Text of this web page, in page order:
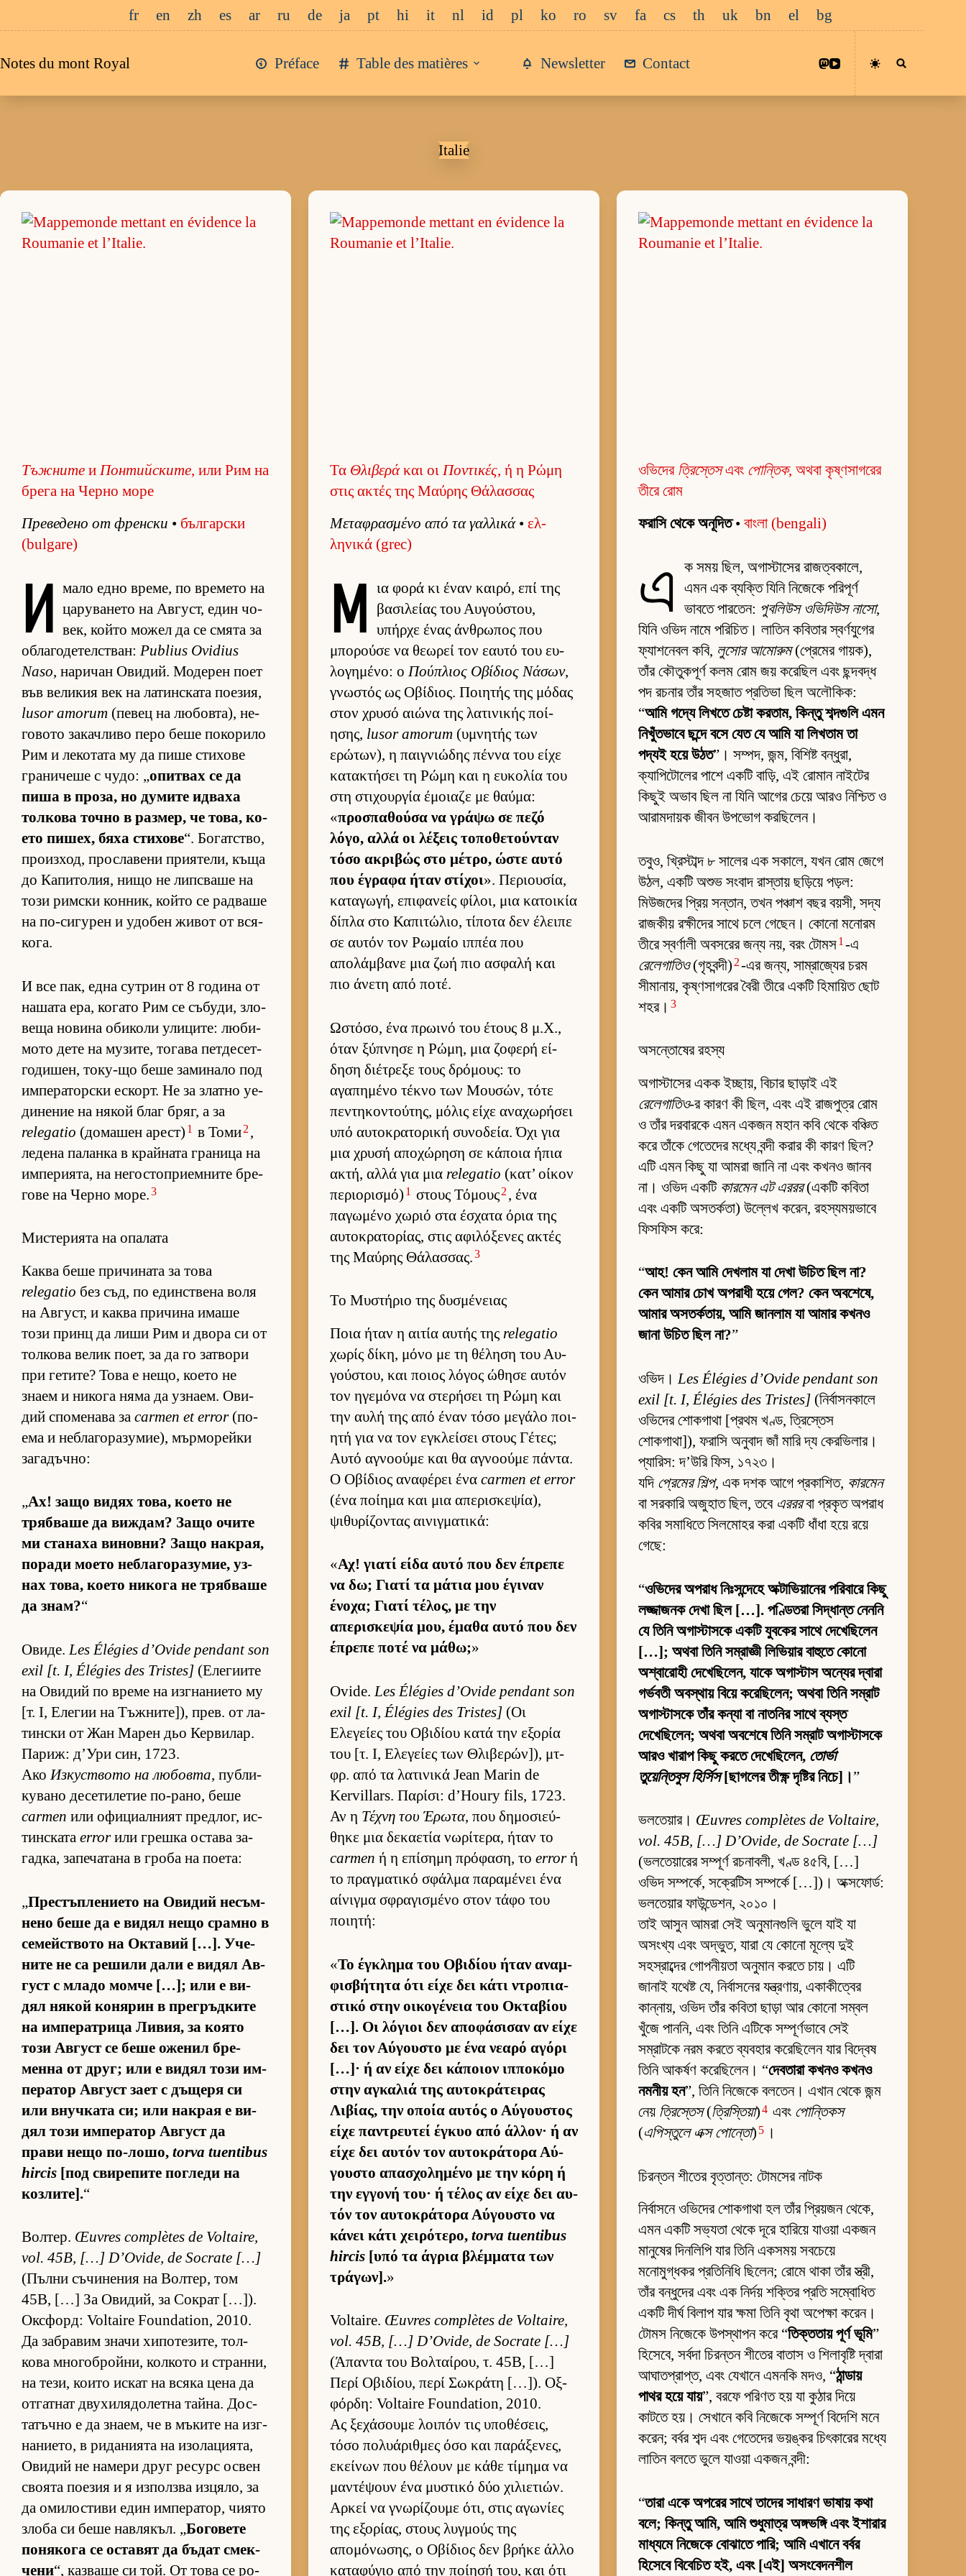
au
fr en zh es ar ru de ja pt hi it nl id pl ko ro sv fa cs th uk bn el bg
Notes du mont Royal Préface Table des matières Newsletter Contact
Italie
Тъжните и Понтийските, или Рим на
брега на Черно море
Пре­ве­дено от френ­ски • бъл­гар­ски
(bulgare)
И мало едно вре­ме, по вре­мето на
ца­ру­ва­нето на Ав­густ, един чо­
век, който мо­жел да се смята за
об­ла­го­де­тел­с­т­ван: Publius Ovidius
Naso, на­ри­чан Ови­дий. Мо­де­рен поет
във ве­ли­кия век на ла­тин­с­ката по­е­зия,
lusor amorum (пе­вец на лю­бов­та), не­
го­вото за­кач­ливо перо беше по­ко­рило
Рим и ле­ко­тата му да пише сти­хове
гра­ни­чеше с чу­до: „опит­вах се да
пиша в про­за, но ду­мите ид­ваха
тол­кова точно в раз­мер, че то­ва, ко­
ето пи­шех, бяха сти­хове“. Бо­гат­с­тво,
про­из­ход, прос­ла­вени при­я­те­ли, къща
до Ка­пи­то­лия, нищо не лип­с­ваше на
този рим­ски кон­ник, който се рад­ваше
на по-си­гу­рен и удо­бен жи­вот от вся­
ко­га.
И все пак, една сут­рин от 8 го­дина от
на­шата ера, ко­гато Рим се съ­бу­ди, зло­
веща но­вина оби­коли ули­ци­те: лю­би­
мото дете на му­зи­те, то­гава пет­де­сет­
го­ди­шен, то­ку-що беше за­ми­нало под
им­пе­ра­тор­ски ес­корт. Не за златно уе­
ди­не­ние на ня­кой благ бряг, а за
relegatio (до­ма­шен арест) 1 в Томи2 ,
ле­дена па­ланка в край­ната гра­ница на
им­пе­ри­я­та, на не­гос­топ­ри­ем­ните бре­
гове на Черно мо­ре.3
Мистерията на опалата
Каква беше при­чи­ната за това
relegatio без съд, по един­с­т­вена воля
на Ав­густ, и каква при­чина имаше
този принц да лиши Рим и двора си от
тол­кова ве­лик по­ет, за да го зат­вори
при ге­ти­те? Това е не­що, ко­ето не
знаем и ни­кога няма да уз­на­ем. Ови­
дий спо­ме­нава за carmen et error(по­
ема и неб­ла­го­ра­зу­ми­е), мър­мо­рейки
за­га­дъч­но:
„Ах! защо ви­дях то­ва, ко­ето не
тряб­ваше да виж­дам? Защо очите
ми ста­наха ви­нов­ни? Защо нак­рая,
по­ради мо­ето неб­ла­го­ра­зу­мие, уз­
нах то­ва, ко­ето ни­кога не тряб­ваше
да знам?“
Ови­де.Les Élégies d’Ovide pendant son
exil [t. I, Élégies des Tristes] (Е­ле­ги­ите
на Ови­дий по време на из­г­на­ни­ето му
[т. I, Еле­гии на Тъж­ни­те­]), прев. от ла­
тин­ски от Жан Ма­рен дьо Кер­ви­лар.
Па­риж: д’Ури син, 1723.
АкоИз­кус­т­вото на лю­бовта, пуб­ли­
ку­вано де­се­ти­ле­тие по-ра­но, беше
carmen или офи­ци­ал­ният пред­лог, ис­
тин­с­ката errorили грешка ос­тава за­
гад­ка, за­пе­ча­тана в гроба на по­е­та:
„Прес­тъп­ле­ни­ето на Ови­дий не­съм­
нено беше да е ви­дял нещо срамно в
се­мейс­т­вото на Ок­та­вий […]. Уче­
ните не са ре­шили дали е ви­дял Ав­
густ с младо момче […]; или е ви­
дял ня­кой ко­ня­рин в прег­ръд­ките
на им­пе­рат­рица Ли­вия, за ко­ято
този Ав­густ се беше оже­нил бре­
менна от друг; или е ви­дял този им­
пе­ра­тор Ав­густ зает с дъ­щеря си
или внуч­ката си; или нак­рая е ви­
дял този им­пе­ра­тор Ав­густ да
прави нещо по-ло­шо, torva tuentibus
hircis [под сви­ре­пите пог­леди на
коз­ли­те].“
Вол­тер. Œuvres complètes de Voltaire,
vol. 45B, […] D’Ovide, de Socrate […]
(Пълни съ­чи­не­ния на Вол­тер, том
45B, […] За Ови­дий, за Сок­рат […]).
Ок­с­форд: Voltaire Foundation, 2010.
Да заб­ра­вим значи хи­по­те­зи­те, тол­
кова мно­гоб­рой­ни, кол­кото и стран­ни,
на те­зи, ко­ито ис­кат на всяка цена да
от­гат­нат дву­хи­ля­до­летна тай­на. Дос­
та­тъчно е да зна­ем, че в мъ­ките на из­г­
на­ни­е­то, в ри­да­ни­ята на изо­ла­ци­я­та,
Ови­дий не на­мери друг ре­сурс ос­вен
сво­ята по­е­зия и я из­пол­зва из­ця­ло, за
да оми­лос­тиви един им­пе­ра­тор, чи­ято
злоба си беше нав­ля­къл. „Бо­го­вете
по­ня­кога се ос­та­вят да бъ­дат смек­
чени“, каз­ваше си той. От това се ро­
Τα Θλιβεράκαι οιΠοντικές, ή η Ρώμη
στις ακτές της Μαύρης Θάλασσας
Μεταφρασμένο από τα γαλ­λικά•ελ­
ληνικά (grec)
Μ ια φορά κι έναν και­ρό, επί της
βασιλείας του Αυ­γού­στου,
υπήρχε ένας άν­θρωπος που
μπορούσε να θεωρεί τον εαυτό του ευ­
λογημένο: οΠού­πλιος Οβίδιος Νάσων,
γνωστός ως Οβίδιος. Ποι­ητής της μόδας
στον χρυσό αιώνα της λατινικής ποί­
ησης, lusor amorum (υμνητής των
ερώτων), η παι­γνιώδης πέννα του είχε
κατακτήσει τη Ρώμη και η ευ­κολία του
στη στιχουρ­γία έμοιαζε με θαύ­μα:
«προσπαθούσα να γράψω σε πεζό
λόγο, αλλά οι λέξεις τοποθετού­νταν
τόσο ακριβώς στο μέτρο, ώστε αυτό
που έγραφα ήταν στίχοι». Περιου­σία,
καταγωγή, επιφανείς φίλοι, μια κατοι­κία
δίπλα στο Καπιτώλιο, τίποτα δεν έλειπε
σε αυ­τόν τον Ρωμαίο ιπ­πέα που
απολάμ­βανε μια ζωή πιο ασφαλή και
πιο άνετη από ποτέ.
Ωστόσο, ένα πρωινό του έτους 8 μ.Χ.,
όταν ξύπνησε η Ρώμη, μια ζοφερή εί­
δηση διέτρεξε τους δρόμους: το
αγαπημένο τέκνο των Μου­σών, τότε
πεντηκοντού­της, μόλις είχε αναχωρήσει
υπό αυ­τοκρατορική συνοδεία. Όχι για
μια χρυσή αποχώρηση σε κάποια ήπια
ακτή, αλλά για μια relegatio (κατ’ οί­κον
περιο­ρισμό) 1 στους Τόμους2 , ένα
παγωμένο χωριό στα έσχατα όρια της
αυ­τοκρατορίας, στις αφιλόξενες ακτές
της Μαύ­ρης Θάλασ­σας.3
Το Μυστήριο της δυσμένειας
Ποια ήταν η αι­τία αυ­τής της relegatio
χωρίς δίκη, μόνο με τη θέληση του Αυ­
γού­στου, και ποιος λόγος ώθησε αυ­τόν
τον ηγεμόνα να στερήσει τη Ρώμη και
την αυλή της από έναν τόσο μεγάλο ποι­
ητή για να τον εγκλεί­σει στους Γέτες;
Αυτό αγνοούμε και θα αγνοούμε πάντα.
Ο Οβίδιος αναφέρει έναcarmen et error
(ένα ποί­ημα και μια απερισκεψία),
ψιθυρίζοντας αι­νιγ­ματικά:
«Αχ! γιατί είδα αυτό που δεν έπρεπε
να δω; Γιατί τα μάτια μου έγιναν
ένοχα; Γιατί τέλος, με την
απερισκεψία μου, έμαθα αυτό που δεν
έπρεπε ποτέ να μάθω;»
Ovide.Les Élégies d’Ovide pendant son
exil [t. I, Élégies des Tristes] (Οι
Ελεγείες του Οβιδίου κατά την εξορία
του [τ. Ι, Ελεγείες των Θλιβερών]), μτ­
φρ. από τα λατινικά Jean Marin de
Kervillars. Παρίσι: d’Houry fils, 1723.
Αν η Τέχνη του Έρωτα, που δημοσιεύ­
θηκε μια δεκαετία νωρίτερα, ήταν το
carmen ή η επίσημη πρόφαση, τοerrorή
το πραγ­ματικό σφάλμα παραμένει ένα
αί­νιγμα σφραγισμένο στον τάφο του
ποι­ητή:
«Το έγκλημα του Οβιδίου ήταν αναμ­
φισβήτητα ότι είχε δει κάτι ντροπια­
στικό στην οι­κογένεια του Οκταβίου
[…]. Οι λόγιοι δεν αποφάσισαν αν είχε
δει τον Αύ­γου­στο με ένα νεαρό αγόρι
[…]· ή αν είχε δει κάποιον ιπ­ποκόμο
στην αγκαλιά της αυ­τοκράτει­ρας
Λιβίας, την οποία αυ­τός ο Αύ­γου­στος
είχε παντρευ­τεί έγκυο από άλ­λον· ή αν
είχε δει αυ­τόν τον αυ­τοκράτορα Αύ­
γου­στο απασχολημένο με την κόρη ή
την εγ­γονή του· ή τέλος αν είχε δει αυ­
τόν τον αυ­τοκράτορα Αύ­γου­στο να
κάνει κάτι χει­ρότερο,torva tuentibus
hircis [υπό τα άγρια βλέμ­ματα των
τράγων].»
Voltaire. Œuvres complètes de Voltaire,
vol. 45B, […] D’Ovide, de Socrate […]
(Άπαντα του Βολ­ταί­ρου, τ. 45Β, […]
Περί Οβιδίου, περί Σωκράτη […]). Οξ­
φόρ­δη: Voltaire Foundation, 2010.
Ας ξεχάσουμε λοι­πόν τις υποθέσεις,
τόσο πολυάριθ­μες όσο και παράξενες,
εκεί­νων που θέλουν με κάθε τίμημα να
μαντέψουν ένα μυστικό δύο χιλιε­τιών.
Αρ­κεί να γνωρίζουμε ότι, στις αγωνίες
της εξορίας, στους λυγ­μούς της
απομόνωσης, ο Οβίδιος δεν βρήκε άλλο
καταφύγιο από την ποί­ησή του, και ότι
ওভিদের ত্রিস্তেসএবং পোন্তিক, অথবা কৃষ্ণসাগরের
তীরে রোম
ফরাসি থেকে অনূদিত•বাংলা (bengali)
এ
ক সময় ছিল, অগাস্টাসের রাজত্বকালে,
এমন এক ব্যক্তি যিনি নিজেকে পরিপূর্ণ
ভাবতে পারতেন: পুবলিউস ওভিদিউস নাসো,
যিনি ওভিদ নামে পরিচিত। লাতিন কবিতার স্বর্ণযুগের
ফ্যাশনেবল কবি, লুসোর আমোরুম(প্রেমের গায়ক),
তাঁর কৌতুকপূর্ণ কলম রোম জয় করেছিল এবং ছন্দবদ্ধ
পদ রচনার তাঁর সহজাত প্রতিভা ছিল অলৌকিক:
“আমি গদ্যে লিখতে চেষ্টা করতাম, কিন্তু শব্দগুলি এমন
নিখুঁতভাবে ছন্দে বসে যেত যে আমি যা লিখতাম তা
পদ্যই হয়ে উঠত”। সম্পদ, জন্ম, বিশিষ্ট বন্ধুরা,
ক্যাপিটোলের পাশে একটি বাড়ি, এই রোমান নাইটের
কিছুই অভাব ছিল না যিনি আগের চেয়ে আরও নিশ্চিত ও
আরামদায়ক জীবন উপভোগ করছিলেন।
তবুও, খ্রিস্টাব্দ ৮ সালের এক সকালে, যখন রোম জেগে
উঠল, একটি অশুভ সংবাদ রাস্তায় ছড়িয়ে পড়ল:
মিউজদের প্রিয় সন্তান, তখন পঞ্চাশ বছর বয়সী, সদ্য
রাজকীয় রক্ষীদের সাথে চলে গেছেন। কোনো মনোরম
তীরে স্বর্ণালী অবসরের জন্য নয়, বরং টোমস1 -এ
রেলেগাতিও(গৃহবন্দী) 2-এর জন্য, সাম্রাজ্যের চরম
সীমানায়, কৃষ্ণসাগরের বৈরী তীরে একটি হিমায়িত ছোট
শহর। 3
অসন্তোষের রহস্য
অগাস্টাসের একক ইচ্ছায়, বিচার ছাড়াই এই
রেলেগাতিও-র কারণ কী ছিল, এবং এই রাজপুত্র রোম
ও তাঁর দরবারকে এমন একজন মহান কবি থেকে বঞ্চিত
করে তাঁকে গেতেদের মধ্যে বন্দী করার কী কারণ ছিল?
এটি এমন কিছু যা আমরা জানি না এবং কখনও জানব
না। ওভিদ একটি কারমেন এট এররর(একটি কবিতা
এবং একটি অসতর্কতা) উল্লেখ করেন, রহস্যময়ভাবে
ফিসফিস করে:
“আহ! কেন আমি দেখলাম যা দেখা উচিত ছিল না?
কেন আমার চোখ অপরাধী হয়ে গেল? কেন অবশেষে,
আমার অসতর্কতায়, আমি জানলাম যা আমার কখনও
জানা উচিত ছিল না?”
ওভিদ।Les Élégies d’Ovide pendant son
exil [t. I, Élégies des Tristes] (নির্বাসনকালে
ওভিদের শোকগাথা [প্রথম খণ্ড, ত্রিস্তেস
শোকগাথা]), ফরাসি অনুবাদ জাঁ মারি দ্য কেরভিলার।
প্যারিস: দ’উরি ফিস, ১৭২৩।
যদি প্রেমের শিল্প, এক দশক আগে প্রকাশিত, কারমেন
বা সরকারি অজুহাত ছিল, তবে এরররবা প্রকৃত অপরাধ
কবির সমাধিতে সিলমোহর করা একটি ধাঁধা হয়ে রয়ে
গেছে:
“ওভিদের অপরাধ নিঃসন্দেহে অক্টাভিয়ানের পরিবারে কিছু
লজ্জাজনক দেখা ছিল […]. পণ্ডিতরা সিদ্ধান্ত নেননি
যে তিনি অগাস্টাসকে একটি যুবকের সাথে দেখেছিলেন
[…]; অথবা তিনি সম্রাজ্ঞী লিভিয়ার বাহুতে কোনো
অশ্বারোহী দেখেছিলেন, যাকে অগাস্টাস অন্যের দ্বারা
গর্ভবতী অবস্থায় বিয়ে করেছিলেন; অথবা তিনি সম্রাট
অগাস্টাসকে তাঁর কন্যা বা নাতনির সাথে ব্যস্ত
দেখেছিলেন; অথবা অবশেষে তিনি সম্রাট অগাস্টাসকে
আরও খারাপ কিছু করতে দেখেছিলেন, তোর্ভা
তুয়েন্তিবুস হির্সিস[ছাগলের তীক্ষ্ণ দৃষ্টির নিচে]।”
ভলতেয়ার। Œuvres complètes de Voltaire,
vol. 45B, […] D’Ovide, de Socrate […]
(ভলতেয়ারের সম্পূর্ণ রচনাবলী, খণ্ড ৪৫বি, […]
ওভিদ সম্পর্কে, সক্রেটিস সম্পর্কে […])। অক্সফোর্ড:
ভলতেয়ার ফাউন্ডেশন, ২০১০।
তাই আসুন আমরা সেই অনুমানগুলি ভুলে যাই যা
অসংখ্য এবং অদ্ভুত, যারা যে কোনো মূল্যে দুই
সহস্রাব্দের গোপনীয়তা অনুমান করতে চায়। এটি
জানাই যথেষ্ট যে, নির্বাসনের যন্ত্রণায়, একাকীত্বের
কান্নায়, ওভিদ তাঁর কবিতা ছাড়া আর কোনো সম্বল
খুঁজে পাননি, এবং তিনি এটিকে সম্পূর্ণভাবে সেই
সম্রাটকে নরম করতে ব্যবহার করেছিলেন যার বিদ্বেষ
তিনি আকর্ষণ করেছিলেন। “দেবতারা কখনও কখনও
নমনীয় হন”, তিনি নিজেকে বলতেন। এখান থেকে জন্ম
নেয় ত্রিস্তেস(ত্রিস্তিয়া)4 এবং পোন্তিকস
(এপিস্তুলে এক্স পোন্তো) 5 ।
চিরন্তন শীতের বৃত্তান্ত: টোমসের নাটক
নির্বাসনে ওভিদের শোকগাথা হল তাঁর প্রিয়জন থেকে,
এমন একটি সভ্যতা থেকে দূরে হারিয়ে যাওয়া একজন
মানুষের দিনলিপি যার তিনি একসময় সবচেয়ে
মনোমুগ্ধকর প্রতিনিধি ছিলেন; রোমে থাকা তাঁর স্ত্রী,
তাঁর বন্ধুদের এবং এক নির্দয় শক্তির প্রতি সম্বোধিত
একটি দীর্ঘ বিলাপ যার ক্ষমা তিনি বৃথা অপেক্ষা করেন।
টোমস নিজেকে উপস্থাপন করে “তিক্ততায় পূর্ণ ভূমি”
হিসেবে, সর্বদা চিরন্তন শীতের বাতাস ও শিলাবৃষ্টি দ্বারা
আঘাতপ্রাপ্ত, এবং যেখানে এমনকি মদও, “ঠান্ডায়
পাথর হয়ে যায়”, বরফে পরিণত হয় যা কুঠার দিয়ে
কাটতে হয়। সেখানে কবি নিজেকে সম্পূর্ণ বিদেশি মনে
করেন; বর্বর শব্দ এবং গেতেদের ভয়ঙ্কর চিৎকারের মধ্যে
লাতিন বলতে ভুলে যাওয়া একজন বন্দী:
“তারা একে অপরের সাথে তাদের সাধারণ ভাষায় কথা
বলে; কিন্তু আমি, আমি শুধুমাত্র অঙ্গভঙ্গি এবং ইশারার
মাধ্যমে নিজেকে বোঝাতে পারি; আমি এখানে বর্বর
হিসেবে বিবেচিত হই, এবং [এই] অসংবেদনশীল